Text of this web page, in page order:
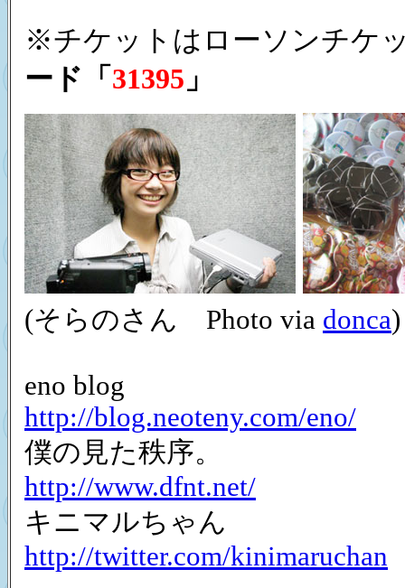
※チケットはローソンチケ
ード「 31395 」
(そらのさん Photo via donca)
eno blog
http://blog.neoteny.com/eno/
僕の見た秩序。
http://www.dfnt.net/
キニマルちゃん
http://twitter.com/kinimaruchan